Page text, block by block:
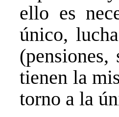
ello es
único,
tienen la
torno a la